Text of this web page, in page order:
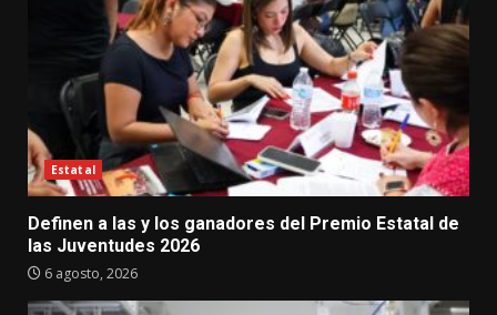
Estatal
Definen a las y los ganadores del Premio Estatal de
las Juventudes 2026
6 agosto, 2026